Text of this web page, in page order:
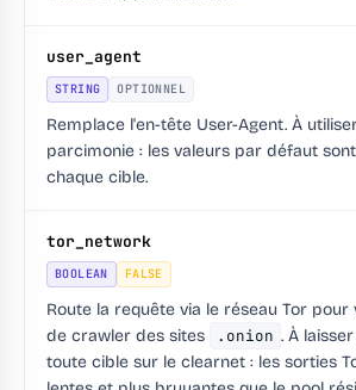
user_agent
STRING OPTIONNEL
Remplace l'en-tête User-Agent. À
parcimonie : les valeurs par défaut
chaque cible.
tor_network
BOOLEAN FALSE
Route la requête via le réseau Tor
de crawler des sites
.onion . À
toute cible sur le clearnet : les sorties